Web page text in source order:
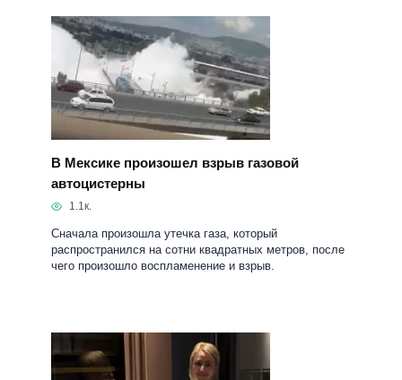
В Мексике произошел взрыв газовой
автоцистерны
1.1к.
Сначала произошла утечка газа, который
распространился на сотни квадратных метров, после
чего произошло воспламенение и взрыв.